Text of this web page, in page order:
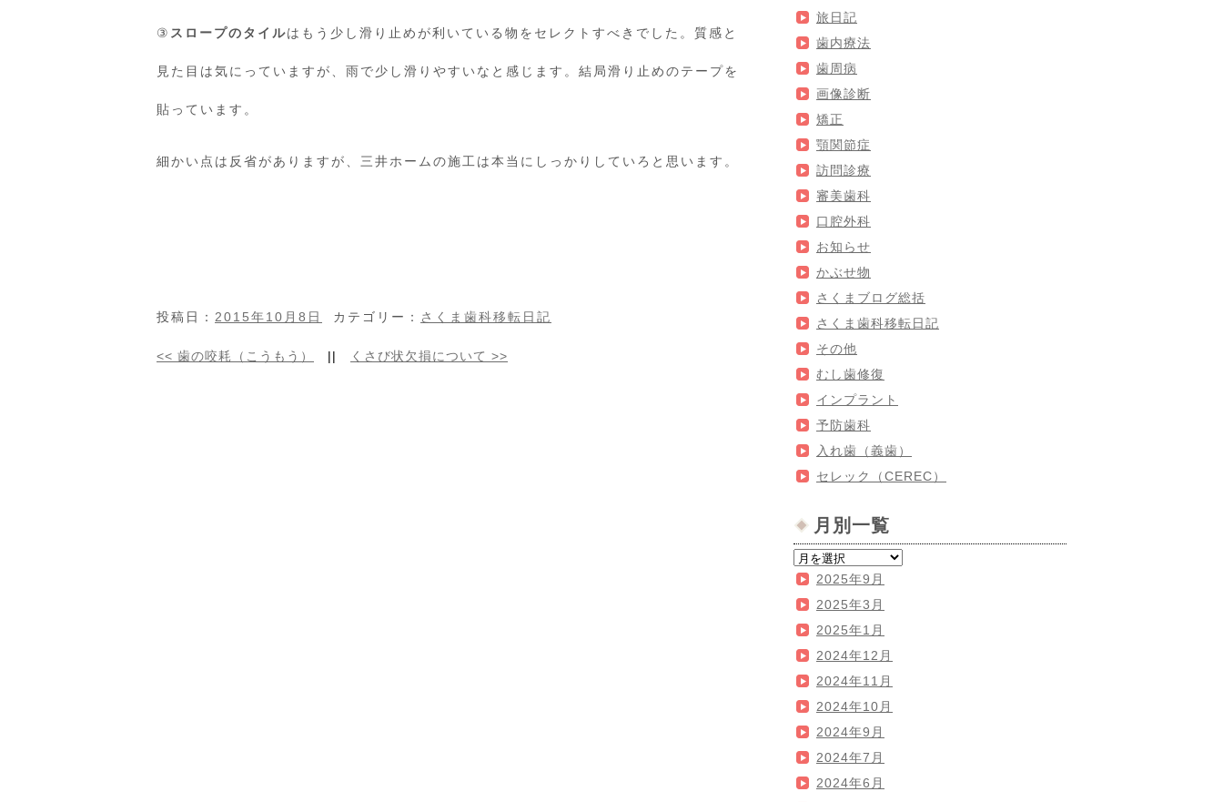
③ スロープのタイルはもう少し滑り止めが利いている物をセレクトすべきでした。質感と
見た目は気にっていますが、雨で少し滑りやすいなと感じます。結局滑り止めのテープを
貼っています。
細かい点は反省がありますが、三井ホームの施工は本当にしっかりしていろと思います。
投稿日： 2015年10月8日 カテゴリー： さくま歯科移転日記
<< 歯の咬耗（こうもう） || くさび状欠損について >>
旅日記
歯内療法
歯周病
画像診断
矯正
顎関節症
訪問診療
審美歯科
口腔外科
お知らせ
かぶせ物
さくまブログ総括
さくま歯科移転日記
その他
むし歯修復
インプラント
予防歯科
入れ歯（義歯）
セレック（CEREC）
月別一覧
2025年9月
2025年3月
2025年1月
2024年12月
2024年11月
2024年10月
2024年9月
2024年7月
2024年6月